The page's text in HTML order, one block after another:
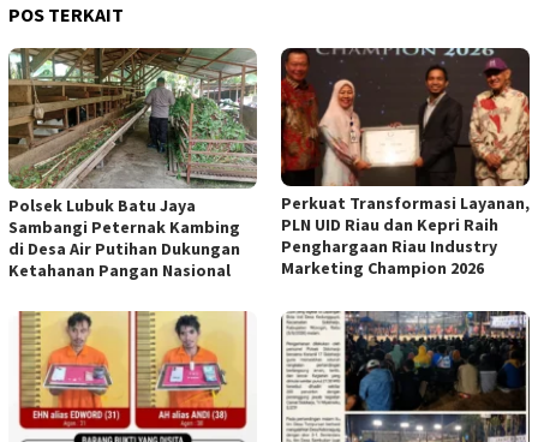
POS TERKAIT
Polsek Lubuk Batu Jaya
Sambangi Peternak Kambing
di Desa Air Putihan Dukungan
Ketahanan Pangan Nasional
Perkuat Transformasi Layanan,
PLN UID Riau dan Kepri Raih
Penghargaan Riau Industry
Marketing Champion 2026